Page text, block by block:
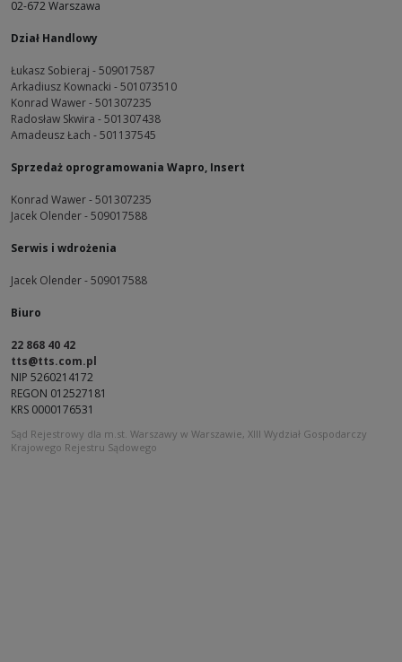
02-672 Warszawa
Dział Handlowy
Łukasz Sobieraj - 509017587
Arkadiusz Kownacki - 501073510
Konrad Wawer - 501307235
Radosław Skwira - 501307438
Amadeusz Łach - 501137545
Sprzedaż oprogramowania Wapro, Insert
Konrad Wawer - 501307235
Jacek Olender - 509017588
Serwis i wdrożenia
Jacek Olender - 509017588
Biuro
22 868 40 42
tts@tts.com.pl
NIP 5260214172
REGON 012527181
KRS 0000176531
Sąd Rejestrowy dla m.st. Warszawy w Warszawie, XIII Wydział Gospodarczy
Krajowego Rejestru Sądowego